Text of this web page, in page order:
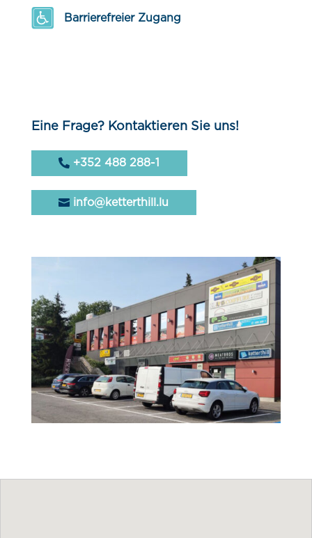
Barrierefreier Zugang
Eine Frage? Kontaktieren Sie uns!
+352 488 288-1
info@ketterthill.lu